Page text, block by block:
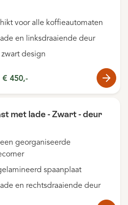
voor alle koffieautomaten
en linksdraaiende deur
zwart design
€ 450,-
met lade - Zwart - deur
georganiseerde
spaanplaat
en rechtsdraaiende deur